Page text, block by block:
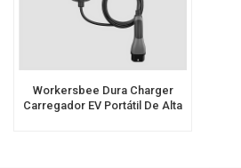
Workersbee Dura Charger
Carregador EV Portátil De Alta